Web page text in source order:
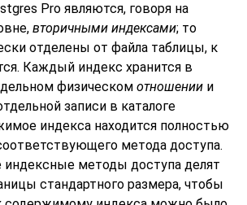
Pro являются, говоря на
вторичными индексами; то
отделены от файла таблицы, к
Каждый индекс хранится в
физическом отношении и
записи в каталоге
индекса находится полностью
метода доступа.
индексные методы доступа делят
стандартного размера, чтобы